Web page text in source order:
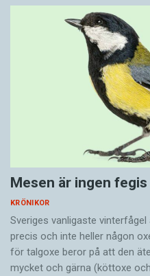
Mesen är ingen fegis
KRÖNIKOR
Sveriges vanligaste
precis och inte heller någon
för talgoxe beror på att den
mycket och gärna (köttoxe